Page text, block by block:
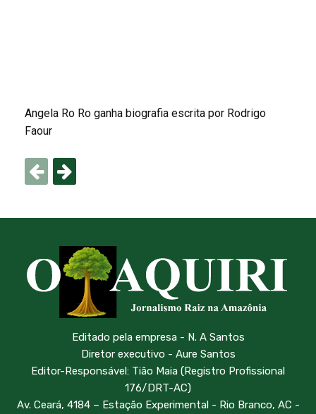
Angela Ro Ro ganha biografia escrita por Rodrigo
Faour
Editado pela empresa - N. A Santos
Diretor executivo - Aure Santos
Editor-Responsável: Tião Maia (Registro Profissional
176/DRT-AC)
Av. Ceará, 4184 – Estação Experimental - Rio Branco, AC -